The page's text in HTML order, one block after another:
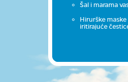
Šal i marama
Hirurške
iritirajuće